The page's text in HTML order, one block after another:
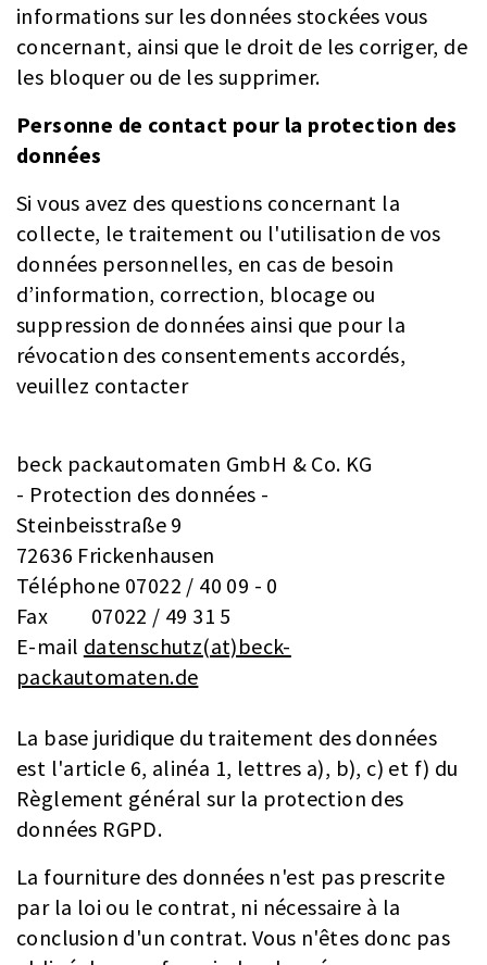
informations sur les données stockées vous
concernant, ainsi que le droit de les corriger, de
les bloquer ou de les supprimer.
Personne de contact pour la protection des
données
Si vous avez des questions concernant la
collecte, le traitement ou l'utilisation de vos
données personnelles, en cas de besoin
d’information, correction, blocage ou
suppression de données ainsi que pour la
révocation des consentements accordés,
veuillez contacter
beck packautomaten GmbH & Co. KG
- Protection des données -
Steinbeisstraße 9
72636 Frickenhausen
Téléphone 07022 / 40 09 - 0
Fax 07022 / 49 31 5
E-mail datenschutz(at)beck-
packautomaten.de
La base juridique du traitement des données
est l'article 6, alinéa 1, lettres a), b), c) et f) du
Règlement général sur la protection des
données RGPD.
La fourniture des données n'est pas prescrite
par la loi ou le contrat, ni nécessaire à la
conclusion d'un contrat. Vous n'êtes donc pas